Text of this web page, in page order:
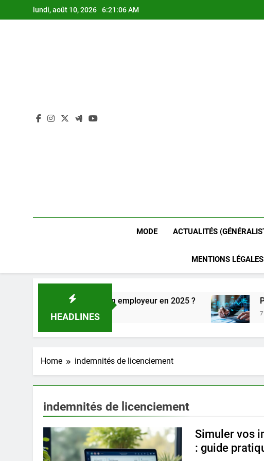
to
lundi, août 10, 2026 6:21:07 AM
MODE ACTUALITÉS
MENTIONS LÉGALES
HEADLINES
pour un employeur en 2025 ? Prévision
7 Jours Ago
Home indemnités de licenciement
indemnités de licenciement
Simuler vos
: guide